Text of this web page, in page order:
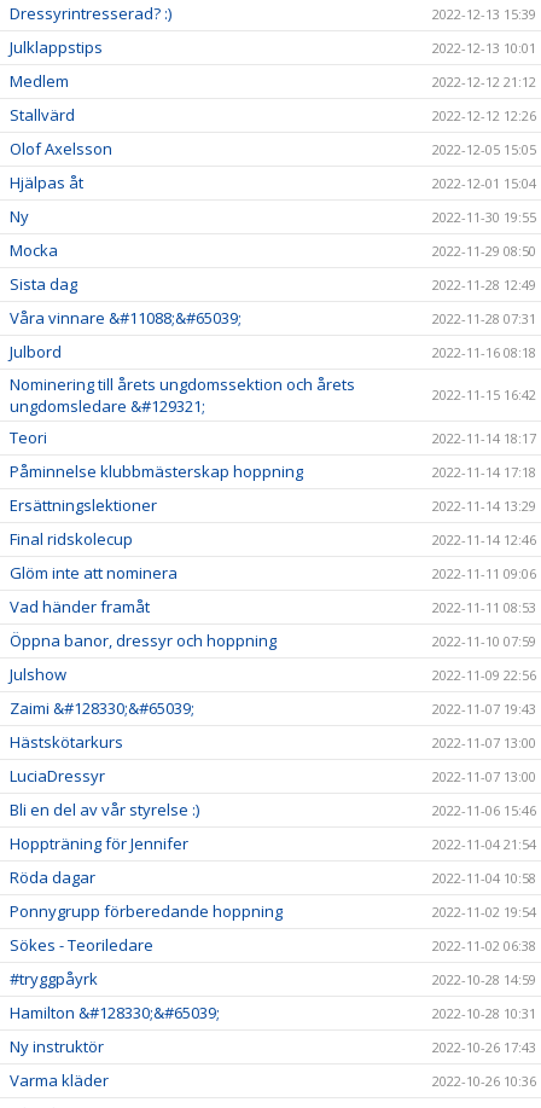
Dressyrintresserad? :) 2022-12-13 15:39
Julklappstips 2022-12-13 10:01
Medlem 2022-12-12 21:12
Stallvärd 2022-12-12 12:26
Olof Axelsson 2022-12-05 15:05
Hjälpas åt 2022-12-01 15:04
Ny 2022-11-30 19:55
Mocka 2022-11-29 08:50
Sista dag 2022-11-28 12:49
Våra vinnare &#11088;&#65039; 2022-11-28 07:31
Julbord 2022-11-16 08:18
Nominering till årets ungdomssektion och årets
ungdomsledare &#129321;
2022-11-15 16:42
Teori 2022-11-14 18:17
Påminnelse klubbmästerskap hoppning 2022-11-14 17:18
Ersättningslektioner 2022-11-14 13:29
Final ridskolecup 2022-11-14 12:46
Glöm inte att nominera 2022-11-11 09:06
Vad händer framåt 2022-11-11 08:53
Öppna banor, dressyr och hoppning 2022-11-10 07:59
Julshow 2022-11-09 22:56
Zaimi &#128330;&#65039; 2022-11-07 19:43
Hästskötarkurs 2022-11-07 13:00
LuciaDressyr 2022-11-07 13:00
Bli en del av vår styrelse :) 2022-11-06 15:46
Hoppträning för Jennifer 2022-11-04 21:54
Röda dagar 2022-11-04 10:58
Ponnygrupp förberedande hoppning 2022-11-02 19:54
Sökes - Teoriledare 2022-11-02 06:38
#tryggpåyrk 2022-10-28 14:59
Hamilton &#128330;&#65039; 2022-10-28 10:31
Ny instruktör 2022-10-26 17:43
Varma kläder 2022-10-26 10:36